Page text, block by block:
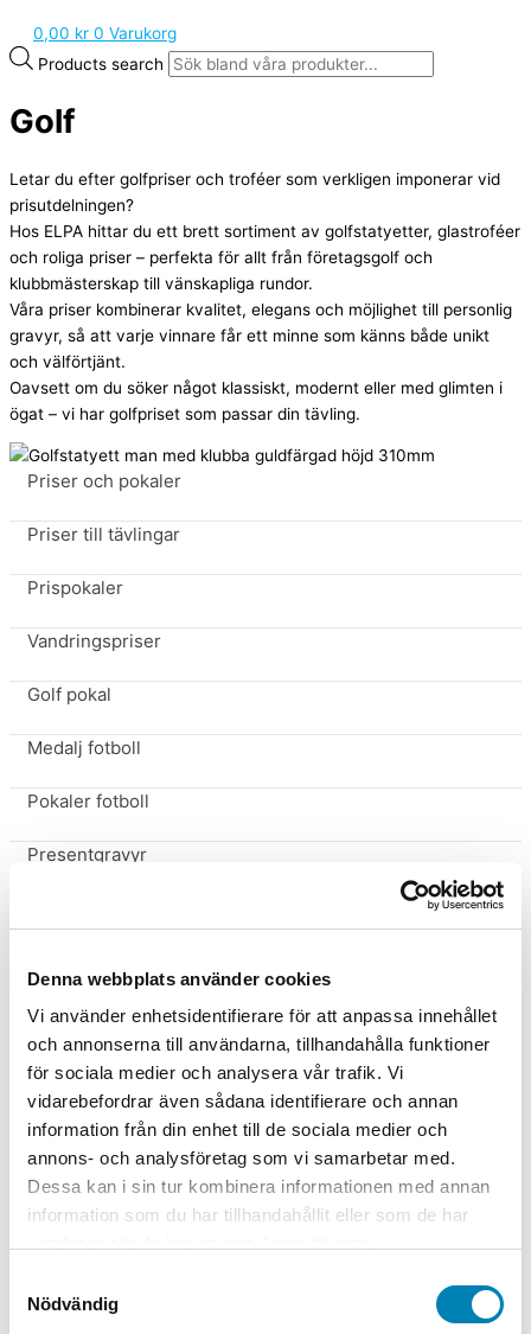
Denna webbplats använder cookies
Vi använder enhetsidentifierare för att anpassa innehållet
och annonserna till användarna, tillhandahålla funktioner
för sociala medier och analysera vår trafik. Vi
vidarebefordrar även sådana identifierare och annan
information från din enhet till de sociala medier och
annons- och analysföretag som vi samarbetar med.
Dessa kan i sin tur kombinera informationen med annan
information som du har tillhandahållit eller som de har
Nödvändig
0,00 kr 0 Varukorg
Products search
Golf
Letar du efter golfpriser och troféer som verkligen imponerar vid
prisutdelningen?
Hos ELPA hittar du ett brett sortiment av golfstatyetter, glastroféer
och roliga priser – perfekta för allt från företagsgolf och
klubbmästerskap till vänskapliga rundor.
Våra priser kombinerar kvalitet, elegans och möjlighet till personlig
gravyr, så att varje vinnare får ett minne som känns både unikt
och välförtjänt.
Oavsett om du söker något klassiskt, modernt eller med glimten i
ögat – vi har golfpriset som passar din tävling.
Priser och pokaler
Priser till tävlingar
Prispokaler
Vandringspriser
Golf pokal
Medalj fotboll
Pokaler fotboll
Presentgravyr
Sport / Idrott
Badminton
Basket
Biljard
Bordtennis